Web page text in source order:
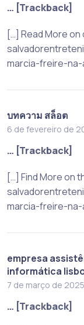
… [Trackback]
[…] Read More
marcia-freire-
บทความ สล็อต
6 de fevereiro de
… [Trackback]
[…] Find More on
marcia-freire-
empresa
informática
7 de março de 2025
… [Trackback]